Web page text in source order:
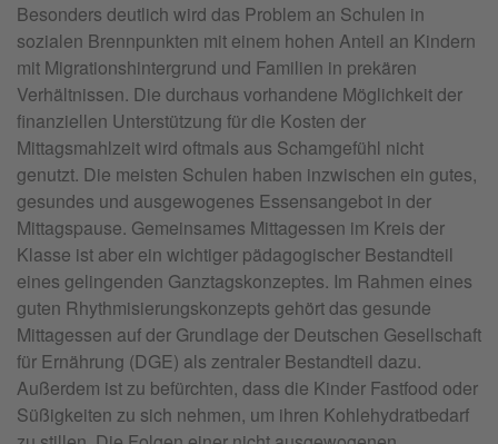
Besonders deutlich wird das Problem an Schulen in
sozialen Brennpunkten mit einem hohen Anteil an Kindern
mit Migrationshintergrund und Familien in prekären
Verhältnissen. Die durchaus vorhandene Möglichkeit der
finanziellen Unterstützung für die Kosten der
Mittagsmahlzeit wird oftmals aus Schamgefühl nicht
genutzt. Die meisten Schulen haben inzwischen ein gutes,
gesundes und ausgewogenes Essensangebot in der
Mittagspause. Gemeinsames Mittagessen im Kreis der
Klasse ist aber ein wichtiger pädagogischer Bestandteil
eines gelingenden Ganztagskonzeptes. Im Rahmen eines
guten Rhythmisierungskonzepts gehört das gesunde
Mittagessen auf der Grundlage der Deutschen Gesellschaft
für Ernährung (DGE) als zentraler Bestandteil dazu.
Außerdem ist zu befürchten, dass die Kinder Fastfood oder
Süßigkeiten zu sich nehmen, um ihren Kohlehydratbedarf